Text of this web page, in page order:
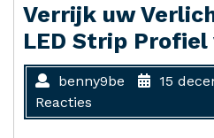
Verrijk uw
LED Strip
benny9be 15
Reacties